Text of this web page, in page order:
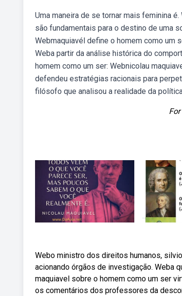
Uma maneira de se tornar mais feminina
são fundamentais para o destino de uma
Webmaquiavél define o homem como um
Weba partir da análise histórica do
homem como um ser: Webnicolau
defendeu estratégias racionais para
filósofo que analisou a realidade da
Webo ministro dos direitos humanos,
acionando órgãos de investigação. Weba
maquiavel sobre o homem como um ser
os comentários dos professores da